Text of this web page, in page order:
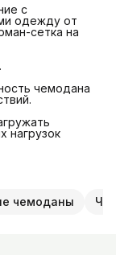
с
одежду от
сетка на
чемодана
нагрузок
чемоданы